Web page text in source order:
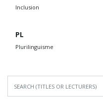
Inclusion
PL
Plurilinguisme